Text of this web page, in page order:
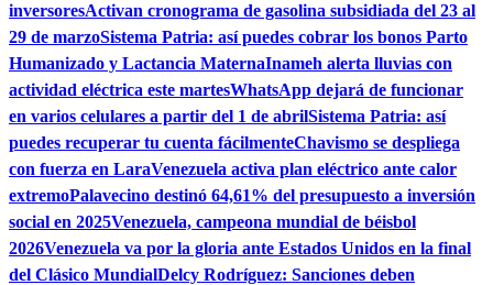
inversoresActivan cronograma de gasolina subsidiada del 23 al
29 de marzoSistema Patria: así puedes cobrar los bonos Parto
Humanizado y Lactancia MaternaInameh alerta lluvias con
actividad eléctrica este martesWhatsApp dejará de funcionar
en varios celulares a partir del 1 de abrilSistema Patria: así
puedes recuperar tu cuenta fácilmenteChavismo se despliega
con fuerza en LaraVenezuela activa plan eléctrico ante calor
extremoPalavecino destinó 64,61% del presupuesto a inversión
social en 2025Venezuela, campeona mundial de béisbol
2026Venezuela va por la gloria ante Estados Unidos en la final
del Clásico MundialDelcy Rodríguez: Sanciones deben